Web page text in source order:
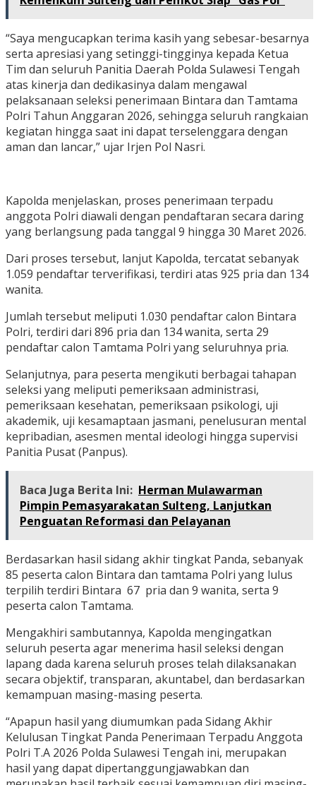
“Saya mengucapkan terima kasih yang sebesar-besarnya
serta apresiasi yang setinggi-tingginya kepada Ketua
Tim dan seluruh Panitia Daerah Polda Sulawesi Tengah
atas kinerja dan dedikasinya dalam mengawal
pelaksanaan seleksi penerimaan Bintara dan Tamtama
Polri Tahun Anggaran 2026, sehingga seluruh rangkaian
kegiatan hingga saat ini dapat terselenggara dengan
aman dan lancar,” ujar Irjen Pol Nasri.
Kapolda menjelaskan, proses penerimaan terpadu
anggota Polri diawali dengan pendaftaran secara daring
yang berlangsung pada tanggal 9 hingga 30 Maret 2026.
Dari proses tersebut, lanjut Kapolda, tercatat sebanyak
1.059 pendaftar terverifikasi, terdiri atas 925 pria dan 134
wanita.
Jumlah tersebut meliputi 1.030 pendaftar calon Bintara
Polri, terdiri dari 896 pria dan 134 wanita, serta 29
pendaftar calon Tamtama Polri yang seluruhnya pria.
Selanjutnya, para peserta mengikuti berbagai tahapan
seleksi yang meliputi pemeriksaan administrasi,
pemeriksaan kesehatan, pemeriksaan psikologi, uji
akademik, uji kesamaptaan jasmani, penelusuran mental
kepribadian, asesmen mental ideologi hingga supervisi
Panitia Pusat (Panpus).
Baca Juga Berita Ini: Herman Mulawarman
Pimpin Pemasyarakatan Sulteng, Lanjutkan
Penguatan Reformasi dan Pelayanan
Berdasarkan hasil sidang akhir tingkat Panda, sebanyak
85 peserta calon Bintara dan tamtama Polri yang lulus
terpilih terdiri Bintara 67 pria dan 9 wanita, serta 9
peserta calon Tamtama.
Mengakhiri sambutannya, Kapolda mengingatkan
seluruh peserta agar menerima hasil seleksi dengan
lapang dada karena seluruh proses telah dilaksanakan
secara objektif, transparan, akuntabel, dan berdasarkan
kemampuan masing-masing peserta.
“Apapun hasil yang diumumkan pada Sidang Akhir
Kelulusan Tingkat Panda Penerimaan Terpadu Anggota
Polri T.A 2026 Polda Sulawesi Tengah ini, merupakan
hasil yang dapat dipertanggungjawabkan dan